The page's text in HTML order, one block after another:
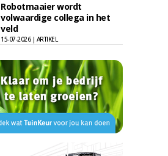
Robotmaaier wordt
volwaardige collega in het
veld
15-07-2026 | ARTIKEL